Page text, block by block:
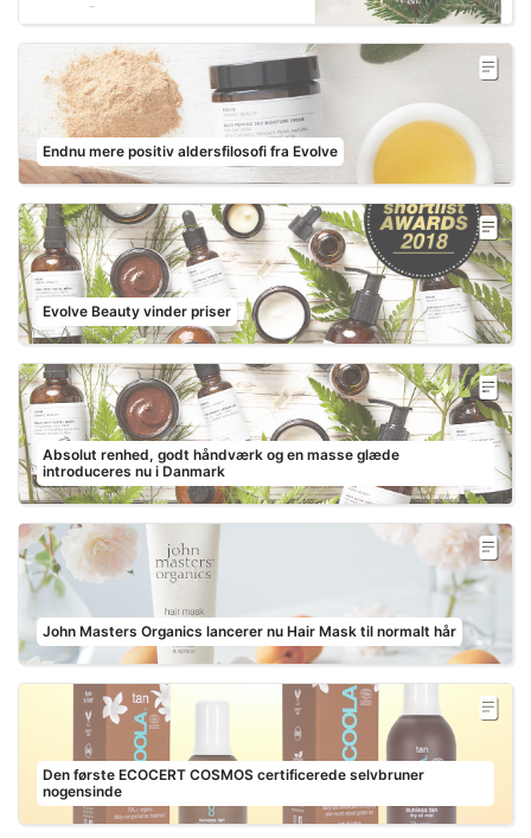
Endnu mere positiv aldersfilosofi fra Evolve
Evolve Beauty vinder priser
Absolut renhed, godt håndværk og en masse glæde
introduceres nu i Danmark
John Masters Organics lancerer nu Hair Mask til normalt hår
Den første ECOCERT COSMOS certificerede selvbruner
nogensinde